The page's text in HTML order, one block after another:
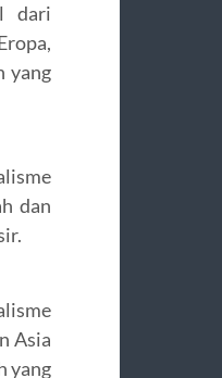
dari
yang
dan
Asia
yang